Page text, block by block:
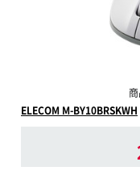
ELECOM M-BY10BRSKWH